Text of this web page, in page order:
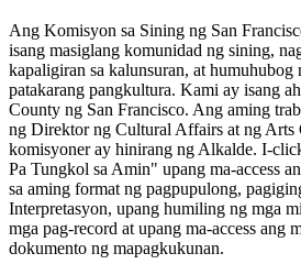
Ang Komisyon sa Sining ng San
isang masiglang komunidad ng sining,
kapaligiran sa kalunsuran, at humuhubog
patakarang pangkultura. Kami ay isang
County ng San Francisco. Ang aming
ng Direktor ng Cultural Affairs at ng Arts
komisyoner ay hinirang ng Alkalde. I-
Pa Tungkol sa Amin" upang ma-access
sa aming format ng pagpupulong,
Interpretasyon, upang humiling ng mga
mga pag-record at upang ma-access ang
dokumento ng mapagkukunan.